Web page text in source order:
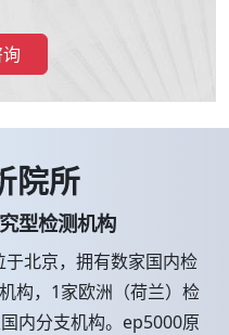
院所
型检测机构
北京，拥有数家国内检
构，1家欧洲（荷兰）检
内分支机构。ep5000原